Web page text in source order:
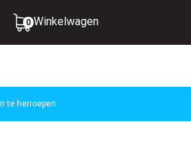
0 Winkelwagen
IS LEEG.
te herroepen